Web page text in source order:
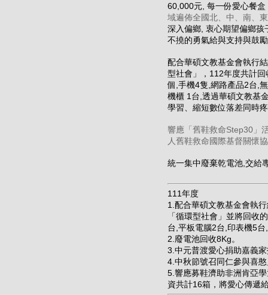
60,000元, 每一份愛心餐
域遍佈全國北、中、南、
深入偏鄉, 衷心期望偏鄉
不撓的勇氣給與支持與鼓
配合華碩文教基金會執行
型社會」，112年度共計
個,手機4隻,網路產品2台,
機櫃 1台,透過華碩文教基
學習、縮短數位落差同時
響應「舊鞋救命Step30」
人舊鞋救命國際基督關懷
統一集中廢棄乾電池,交給
111年度
1.配合華碩文教基金會執
「循環型社會」並將回收
台,平板電腦2台,印表機5
2.廢電池回收8Kg。
3.中元普渡愛心捐助嘉義
4.中秋節號召同仁參與喜
5.響應募鞋濟助非洲肯亞
資共計16箱，將愛心傳遞